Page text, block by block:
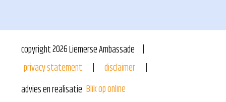
copyright2026Liemerse Ambassade
privacy statement
disclaimer
advies en realisatie Blik op online